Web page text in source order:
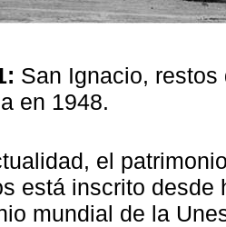
San Ignacio,
en 1948.
el
está inscrito desde
mundial de la